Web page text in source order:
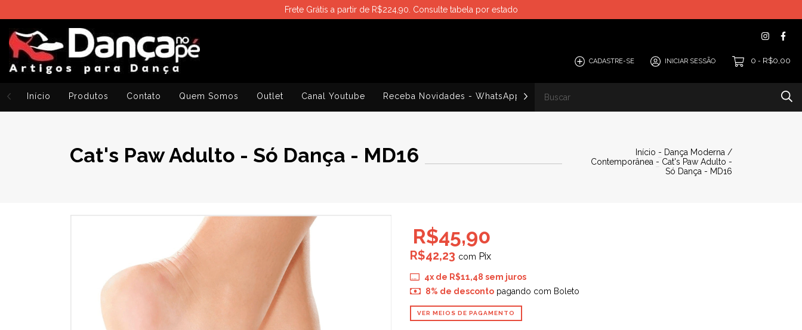
Frete Grátis a partir de R$224,90. Consulte tabela por estado
CADASTRE-SE INICIAR SESSÃO 0 - R$0,00
Início Produtos Contato Quem Somos Outlet Canal Youtube Receba Novidades - WhatsApp Casual
Cat's Paw Adulto - Só Dança - MD16 Início - Dança Moderna /
Contemporânea - Cat's Paw Adulto -
Só Dança - MD16
R$45,90
R$42,23 com
4x de R$11,48 sem juros
8% de descontopagando com Boleto
VER MEIOS DE PAGAMENTO